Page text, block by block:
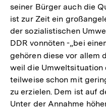
seiner Bürger auch die
ist zur Zeit ein
der sozialistischen
DDR vonnöten -„bei
gehören diese vor allem
weil die Umweltsituation
teilweise schon mit
zu erzielen. Dem ist auf
Unter der Annahme